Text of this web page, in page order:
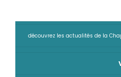
découvrez les actualités de la